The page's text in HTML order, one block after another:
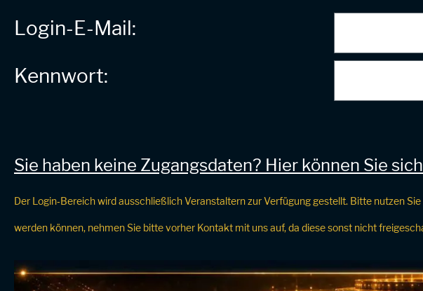
Login-E-Mail:
Kennwort:
Sie haben keine Zugangsdaten? Hier können Sie
Der Login‑Bereich wird ausschließlich Veranstaltern zur Verfügung gestellt. Bitte nutzen
werden können, nehmen Sie bitte vorher Kontakt mit uns auf, da diese sonst nicht